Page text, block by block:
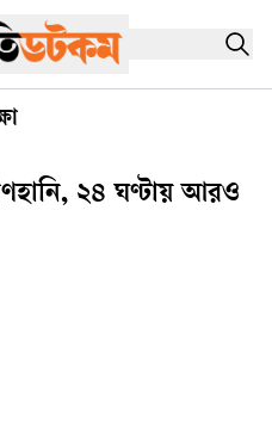
২৪ ঘণ্টায় আরও